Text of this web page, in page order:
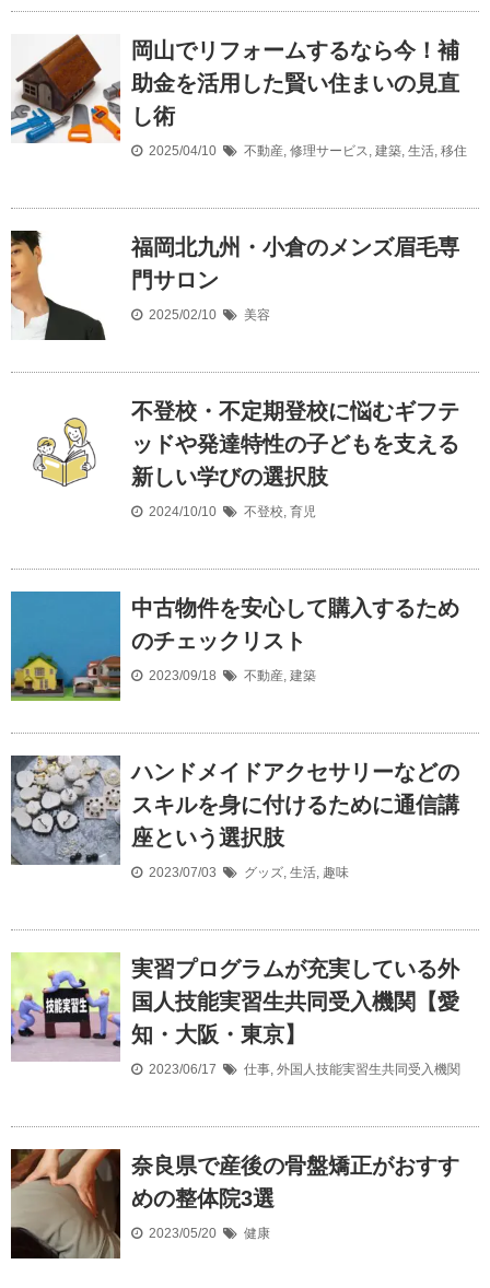
岡山でリフォームするなら今！補
助金を活用した賢い住まいの見直
し術
2025/04/10 不動産, 修理サービス, 建築, 生活, 移住
福岡北九州・小倉のメンズ眉毛専
門サロン
2025/02/10 美容
不登校・不定期登校に悩むギフテ
ッドや発達特性の子どもを支える
新しい学びの選択肢
2024/10/10 不登校, 育児
中古物件を安心して購入するため
のチェックリスト
2023/09/18 不動産, 建築
ハンドメイドアクセサリーなどの
スキルを身に付けるために通信講
座という選択肢
2023/07/03 グッズ, 生活, 趣味
実習プログラムが充実している外
国人技能実習生共同受入機関【愛
知・大阪・東京】
2023/06/17 仕事, 外国人技能実習生共同受入機関
奈良県で産後の骨盤矯正がおすす
めの整体院3選
2023/05/20 健康